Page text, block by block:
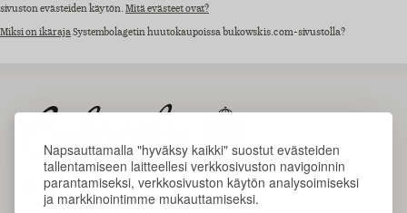
Napsauttamalla "hyväksy kaikki" suostut evästeiden
tallentamiseen laitteellesi verkkosivuston navigoinnin
parantamiseksi, verkkosivuston käytön analysoimiseksi
ja markkinointimme mukauttamiseksi.
sivuston evästeiden käytön. Mitä evästeet ovat?
Miksi on ikärajaSystembolagetin huutokaupoissa bukowskis.com-sivustolla?